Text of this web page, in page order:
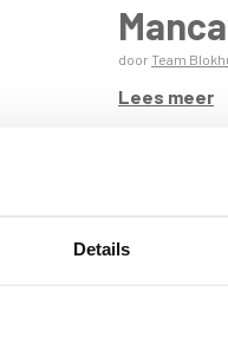
Details
door Team
Lees meer